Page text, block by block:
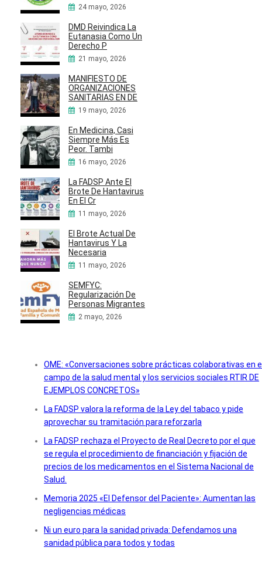
24 mayo, 2026
DMD Reivindica La
Eutanasia Como Un
Derecho P
21 mayo, 2026
MANIFIESTO DE
ORGANIZACIONES
SANITARIAS EN DE
19 mayo, 2026
En Medicina, Casi
Siempre Más Es
Peor. Tambi
16 mayo, 2026
La FADSP Ante El
Brote De Hantavirus
En El Cr
11 mayo, 2026
El Brote Actual De
Hantavirus Y La
Necesaria
11 mayo, 2026
SEMFYC:
Regularización De
Personas Migrantes
2 mayo, 2026
OME: «Conversaciones sobre prácticas colaborativas en
campo de la salud mental y los servicios sociales RTIR DE
EJEMPLOS CONCRETOS»
La FADSP valora la reforma de la Ley del tabaco y pide
aprovechar su tramitación para reforzarla
La FADSP rechaza el Proyecto de Real Decreto por el que
se regula el procedimiento de financiación y fijación de
precios de los medicamentos en el Sistema Nacional de
Salud.
Memoria 2025 «El Defensor del Paciente»: Aumentan las
negligencias médicas
Ni un euro para la sanidad privada: Defendamos una
sanidad pública para todos y todas